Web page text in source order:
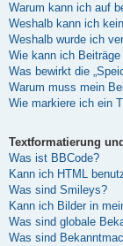
Warum kann ich auf
Weshalb kann ich
Weshalb wurde ich
Wie kann ich
Was bewirkt die
Warum muss mein
Wie markiere ich ein
Textformatierung
Was ist BBCode?
Kann ich HTML
Was sind Smileys?
Kann ich Bilder in
Was sind globale
Was sind